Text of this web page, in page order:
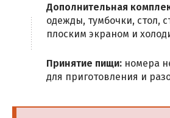
Дополнительная
одежды, тумбочки, стол,
плоским экраном и
Принятие пищи: номера
для приготовления и